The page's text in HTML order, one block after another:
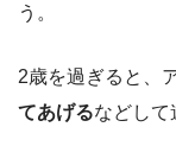
う。
2歳を過ぎると、
てあげるなどして